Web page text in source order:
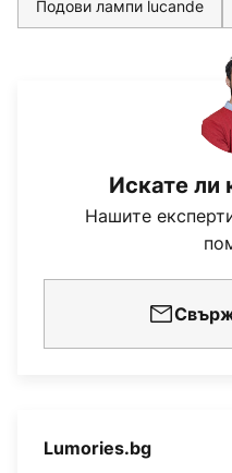
Подови лампи lucande
Искате ли
Нашите
Lumories.bg